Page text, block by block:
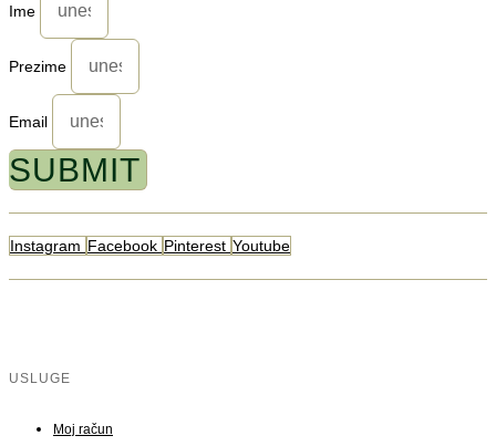
Ime
Prezime
Email
SUBMIT
Instagram Facebook Pinterest Youtube
USLUGE
Moj račun